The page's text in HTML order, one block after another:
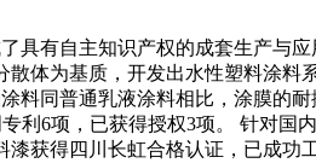
具有自主知识产权的成套生产与
体为基质，开发出水性塑料涂料
料同普通乳液涂料相比，涂膜的
利6项，已获得授权3项。 针对
获得四川长虹合格认证，已成功